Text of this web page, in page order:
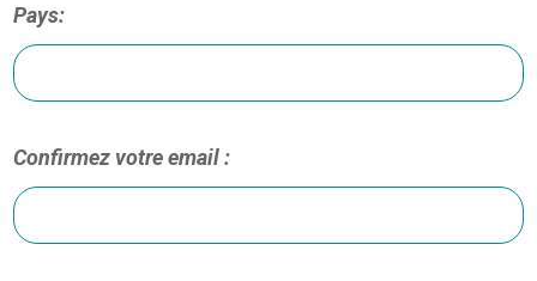
Pays:
Confirmez votre email :